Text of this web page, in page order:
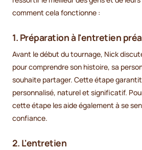
comment cela fonctionne :
1. Préparation à l'entretien
Avant le début du tournage, Nick
pour comprendre son histoire, sa
souhaite partager. Cette étape
personnalisé, naturel et significatif.
cette étape les aide également à se
confiance.
2. L'entretien